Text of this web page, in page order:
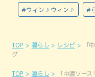
#ウィン♪ウィン♪ #
TOP 暮らし レシピ
「
グ
TOP 暮らし 「中濃ソー